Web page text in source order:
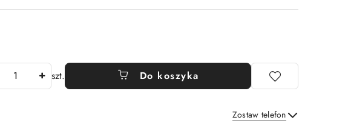
szt. Do koszyka
Zostaw telefon